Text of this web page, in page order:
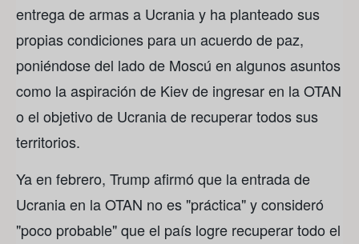
entrega de armas a Ucrania y ha planteado sus
propias condiciones para un acuerdo de paz,
poniéndose del lado de Moscú en algunos asuntos
como la aspiración de Kiev de ingresar en la OTAN
o el objetivo de Ucrania de recuperar todos sus
territorios.
Ya en febrero, Trump afirmó que la entrada de
Ucrania en la OTAN no es "práctica" y consideró
"poco probable" que el país logre recuperar todo el